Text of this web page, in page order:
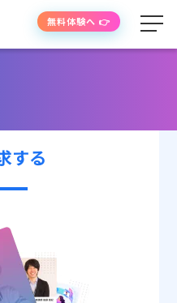
無料体験へ 👉
する